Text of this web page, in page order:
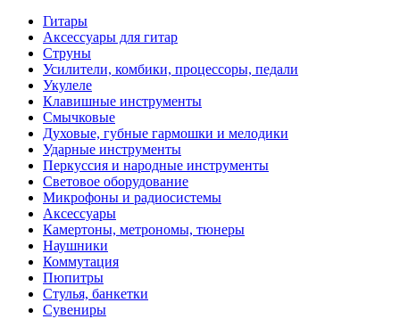
Гитары
Аксессуары для гитар
Струны
Усилители, комбики, процессоры, педали
Укулеле
Клавишные инструменты
Смычковые
Духовые, губные гармошки и мелодики
Ударные инструменты
Перкуссия и народные инструменты
Световое оборудование
Микрофоны и радиосистемы
Аксессуары
Камертоны, метрономы, тюнеры
Наушники
Коммутация
Пюпитры
Стулья, банкетки
Сувениры